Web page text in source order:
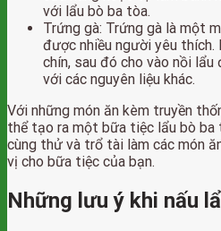
với lẩu bò ba tòa.
Trứng gà: Trứng gà là một
được nhiều người yêu
chín, sau đó cho vào nồi
với các nguyên liệu khác.
Với những món ăn kèm truyền
thể tạo ra một bữa tiệc lẩu bò ba
cùng thử và trổ tài làm các món
vị cho bữa tiệc của bạn.
Những lưu ý khi nấu